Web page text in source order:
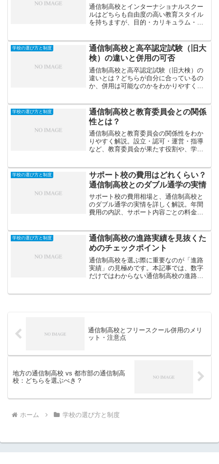
通信制高校とインターナショナルスクー
ルはどちらも自由度の高い教育スタイル
を持ちますが、目的・カリキュラム・卒
く解説します。
学校の選び方と制度
通信制高校と高卒認定試験（旧大
検）の違いと併用の可否
通信制高校と高卒認定試験（旧大検）の
違いとは？どちらが自分に合っているの
か、併用は可能なのかをわかりやすく解
学校の選び方と制度
通信制高校と教育委員会との関係
性とは？
通信制高校と教育委員会の関係性をわか
りやすく解説。設立・認可・運営・指導
など、教育委員会が果たす役割や、学校
学校の選び方と制度
サポート校の費用はどれくらい？
通信制高校とのダブル通学の実情
サポート校の費用相場と、通信制高校と
のダブル通学の実情を詳しく解説。年間
費用の内訳、サポート内容ごとの料金
感をわかりやすく紹介します。
学校の選び方と制度
通信制高校の進路実績を見抜くた
めのチェックポイント
通信制高校を選ぶ際に重要なのが「進路
実績」の見極めです。本記事では、数字
だけではわからない通信制高校の進路実
通信制高校とフリースクール併用のメリ
ット・注意点
地方の通信制高校 vs 都市部の通信制高
校：どちらを選ぶべき？
ホーム 学校の選び方と制度